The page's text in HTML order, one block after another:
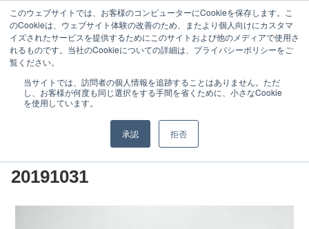
このウェブサイトでは、お客様のコンピューターにCookieを保存します。こ
のCookieは、ウェブサイト体験の改善のため、またより個人向けにカスタマ
イズされたサービスを提供するためにこのサイトおよび他のメディアで使用さ
れるものです。当社のCookieについての詳細は、プライバシーポリシーをご
覧ください。
当サイトでは、訪問者の個人情報を追跡することはありません。ただ
し、お客様が何度も同じ選択をする手間を省くために、小さなCookie
を使用しています。
承認 拒否
特徴と実績
お客様の声（マーケティング） 最新事例
カスタマーハラスメントに対する基
20191031